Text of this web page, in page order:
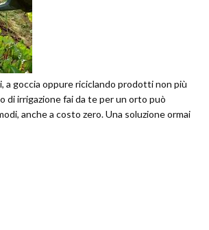
a goccia oppure riciclando prodotti non più
di irrigazione fai da te per un orto può
anche a costo zero. Una soluzione ormai